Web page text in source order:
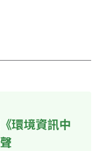
環境資訊中